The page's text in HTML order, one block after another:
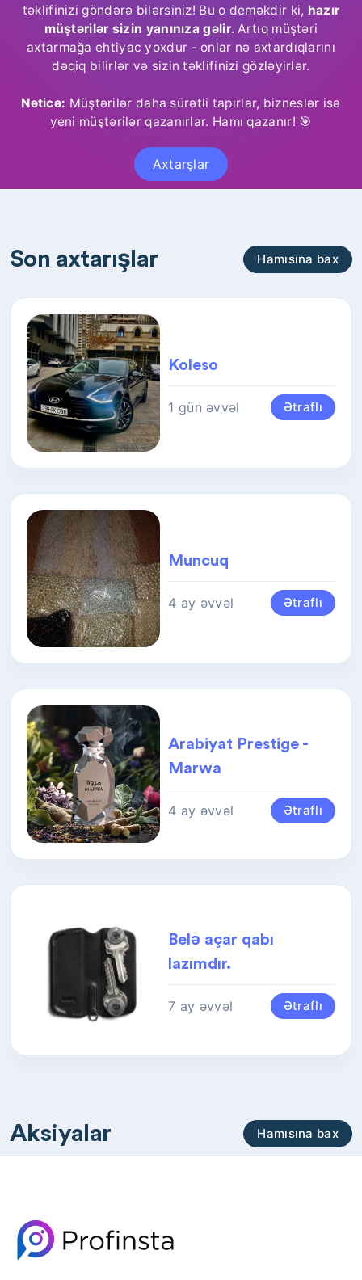
təklifinizi göndərə bilərsiniz! Bu o deməkdir ki, hazır
müştərilər sizin yanınıza gəlir. Artıq müştəri
axtarmağa ehtiyac yoxdur - onlar nə axtardıqlarını
dəqiq bilirlər və sizin təklifinizi gözləyirlər.
Nəticə: Müştərilər daha sürətli tapırlar, bizneslər isə
yeni müştərilər qazanırlar. Hamı qazanır! 🎯
Axtarşlar
Son axtarışlar Hamısına bax
Koleso
1 gün əvvəl Ətraflı
Muncuq
4 ay əvvəl Ətraflı
Arabiyat Prestige -
Marwa
4 ay əvvəl Ətraflı
Belə açar qabı
lazımdır.
7 ay əvvəl Ətraflı
Aksiyalar Hamısına bax